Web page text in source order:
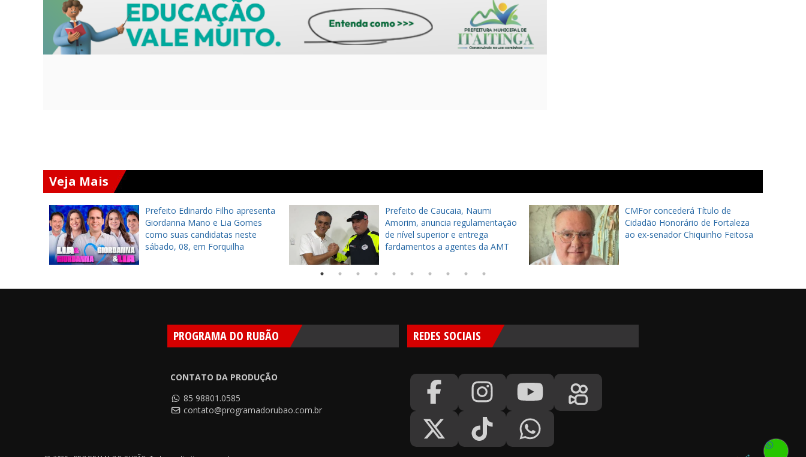
Veja Mais
Prefeito Edinardo Filho apresenta
Giordanna Mano e Lia Gomes
como suas candidatas neste
sábado, 08, em Forquilha
Prefeito de Caucaia, Naumi
Amorim, anuncia regulamentação
de nível superior e entrega
fardamentos a agentes da AMT
CMFor concederá Título de
Cidadão Honorário de Fortaleza
ao ex-senador Chiquinho Feitosa
PROGRAMA DO RUBÃO
CONTATO DA PRODUÇÃO
85 98801.0585
contato@programadorubao.com.br
REDES SOCIAIS